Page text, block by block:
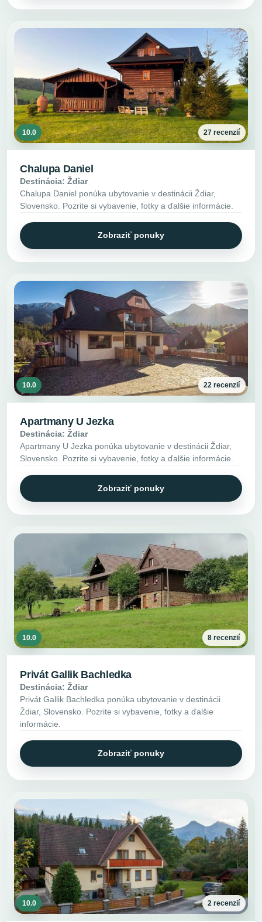
10.0 27 recenzií
Chalupa Daniel
Destinácia: Ždiar
Chalupa Daniel ponúka ubytovanie v destinácii Ždiar,
Slovensko. Pozrite si vybavenie, fotky a ďalšie informácie.
Zobraziť ponuky
10.0 22 recenzií
Apartmany U Jezka
Destinácia: Ždiar
Apartmany U Jezka ponúka ubytovanie v destinácii Ždiar,
Slovensko. Pozrite si vybavenie, fotky a ďalšie informácie.
Zobraziť ponuky
10.0 8 recenzií
Privát Gallik Bachledka
Destinácia: Ždiar
Privát Gallik Bachledka ponúka ubytovanie v destinácii
Ždiar, Slovensko. Pozrite si vybavenie, fotky a ďalšie
informácie.
Zobraziť ponuky
10.0 2 recenzií